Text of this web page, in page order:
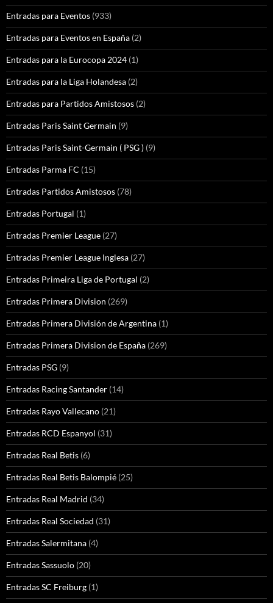
Entradas para Eventos (933)
Entradas para Eventos en España (2)
Entradas para la Eurocopa 2024 (1)
Entradas para la Liga Holandesa (2)
Entradas para Partidos Amistosos (2)
Entradas Paris Saint Germain (9)
Entradas Paris Saint-Germain ( PSG ) (9)
Entradas Parma FC (15)
Entradas Partidos Amistosos (78)
Entradas Portugal (1)
Entradas Premier League (27)
Entradas Premier League Inglesa (27)
Entradas Primeira Liga de Portugal (2)
Entradas Primera Division (269)
Entradas Primera División de Argentina (1)
Entradas Primera Division de España (269)
Entradas PSG (9)
Entradas Racing Santander (14)
Entradas Rayo Vallecano (21)
Entradas RCD Espanyol (31)
Entradas Real Betis (6)
Entradas Real Betis Balompié (25)
Entradas Real Madrid (34)
Entradas Real Sociedad (31)
Entradas Salermitana (4)
Entradas Sassuolo (20)
Entradas SC Freiburg (1)